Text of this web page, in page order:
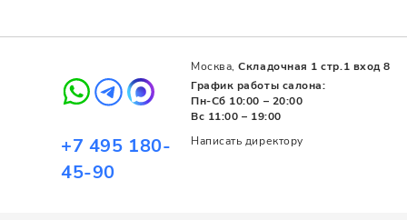
+7 495 180-
45-90
Написать директору
Москва,Складочная 1 стр.1 вход 8
График работы салона:
Пн-Сб 10:00 – 20:00
Вс 11:00 – 19:00